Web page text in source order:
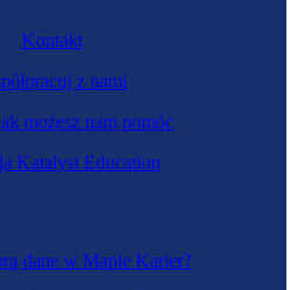
dane w Mapie Karier?
Kontakt
z nami
możesz nam pomóc
Katalyst Education